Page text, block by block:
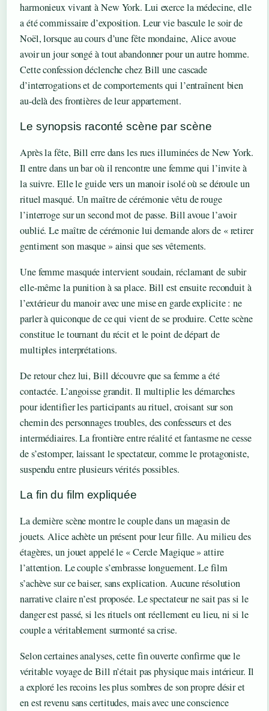
harmonieux vivant à New York. Lui exerce la médecine, elle
a été commissaire d’exposition. Leur vie bascule le soir de
Noël, lorsque au cours d’une fête mondaine, Alice avoue
avoir un jour songé à tout abandonner pour un autre homme.
Cette confession déclenche chez Bill une cascade
d’interrogations et de comportements qui l’entraînent bien
au-delà des frontières de leur appartement.
Le synopsis raconté scène par scène
Après la fête, Bill erre dans les rues illuminées de New York.
Il entre dans un bar où il rencontre une femme qui l’invite à
la suivre. Elle le guide vers un manoir isolé où se déroule un
rituel masqué. Un maître de cérémonie vêtu de rouge
l’interroge sur un second mot de passe. Bill avoue l’avoir
oublié. Le maître de cérémonie lui demande alors de « retirer
gentiment son masque » ainsi que ses vêtements.
Une femme masquée intervient soudain, réclamant de subir
elle-même la punition à sa place. Bill est ensuite reconduit à
l’extérieur du manoir avec une mise en garde explicite : ne
parler à quiconque de ce qui vient de se produire. Cette scène
constitue le tournant du récit et le point de départ de
multiples interprétations.
De retour chez lui, Bill découvre que sa femme a été
contactée. L’angoisse grandit. Il multiplie les démarches
pour identifier les participants au rituel, croisant sur son
chemin des personnages troubles, des confesseurs et des
intermédiaires. La frontière entre réalité et fantasme ne cesse
de s’estomper, laissant le spectateur, comme le protagoniste,
suspendu entre plusieurs vérités possibles.
La fin du film expliquée
La dernière scène montre le couple dans un magasin de
jouets. Alice achète un présent pour leur fille. Au milieu des
étagères, un jouet appelé le « Cercle Magique » attire
l’attention. Le couple s’embrasse longuement. Le film
s’achève sur ce baiser, sans explication. Aucune résolution
narrative claire n’est proposée. Le spectateur ne sait pas si le
danger est passé, si les rituels ont réellement eu lieu, ni si le
couple a véritablement surmonté sa crise.
Selon certaines analyses, cette fin ouverte confirme que le
véritable voyage de Bill n’était pas physique mais intérieur. Il
a exploré les recoins les plus sombres de son propre désir et
en est revenu sans certitudes, mais avec une conscience